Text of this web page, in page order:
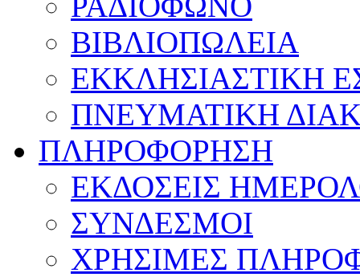
ΒΙΒΛΙΟΠΩΛΕΙΑ
ΕΚΚΛΗΣΙΑΣΤΙΚΗ
ΠΝΕΥΜΑΤΙΚΗ
ΠΛΗΡΟΦΟΡΗΣΗ
ΕΚΔΟΣΕΙΣ
ΣΥΝΔΕΣΜΟΙ
ΧΡΗΣΙΜΕΣ